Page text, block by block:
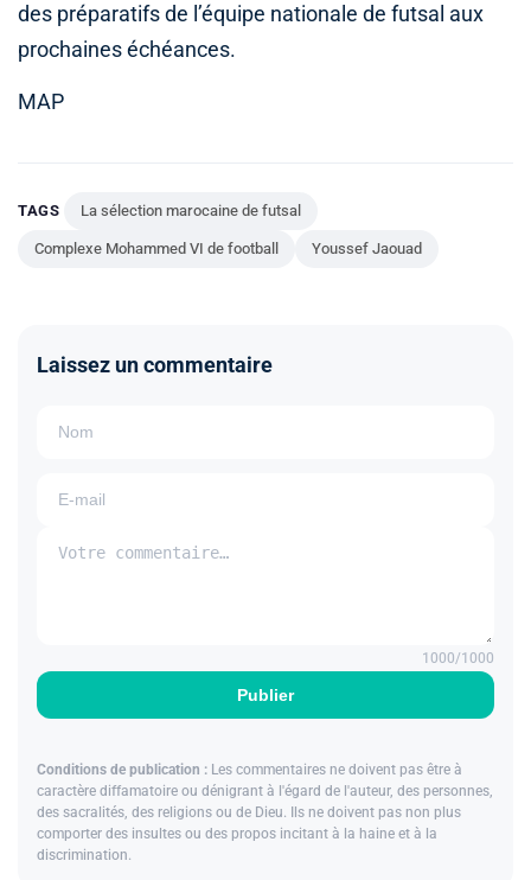
des préparatifs de l’équipe nationale de futsal aux
prochaines échéances.
MAP
TAGS La sélection marocaine de futsal
Complexe Mohammed VI de football Youssef Jaouad
Laissez un commentaire
Publier
1000/1000
Conditions de publication : Les commentaires ne doivent pas être à
caractère diffamatoire ou dénigrant à l'égard de l'auteur, des personnes,
des sacralités, des religions ou de Dieu. Ils ne doivent pas non plus
comporter des insultes ou des propos incitant à la haine et à la
discrimination.